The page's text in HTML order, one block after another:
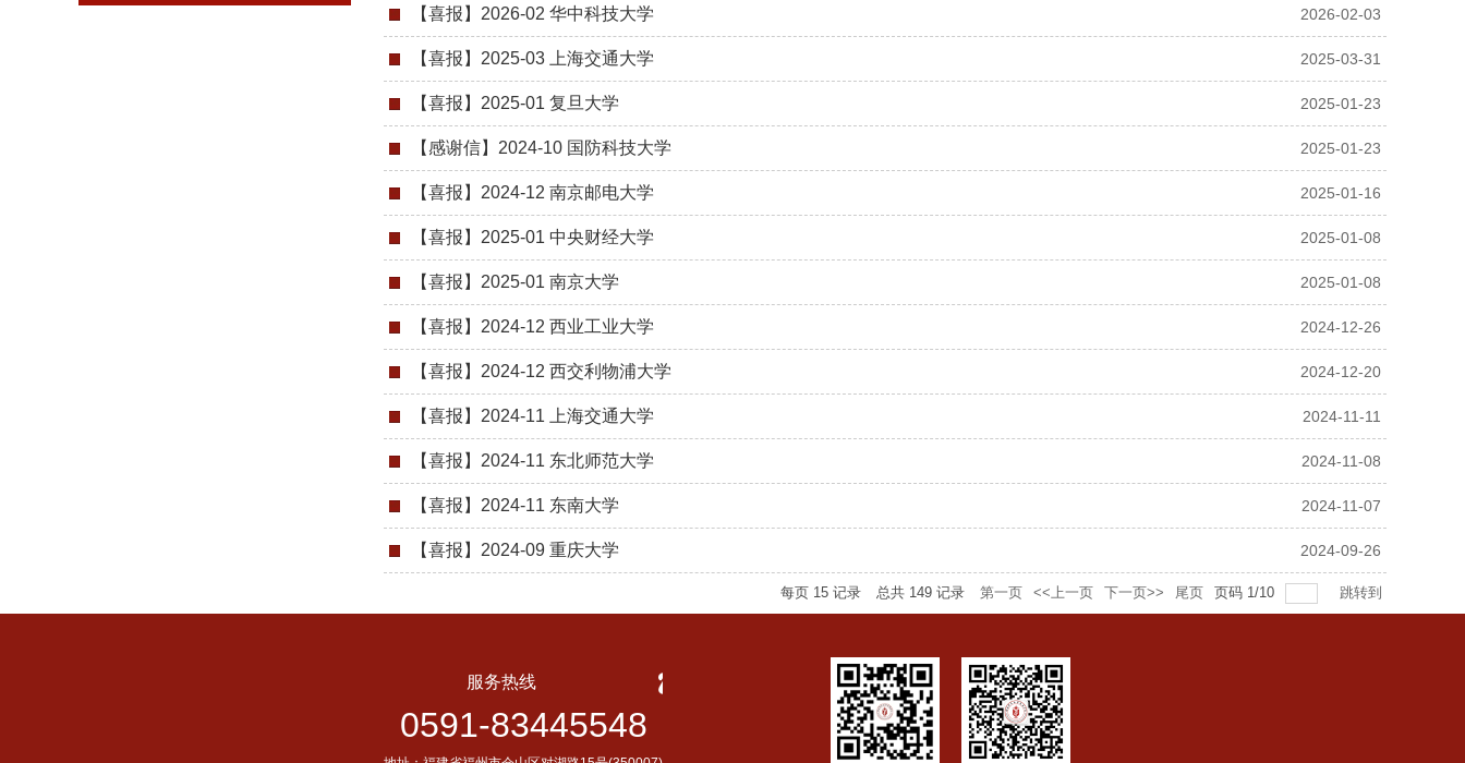
【喜报】2026-02 华中科技大学 2026-02-03
【喜报】2025-03 上海交通大学 2025-03-31
【喜报】2025-01 复旦大学 2025-01-23
【感谢信】2024-10 国防科技大学 2025-01-23
【喜报】2024-12 南京邮电大学 2025-01-16
【喜报】2025-01 中央财经大学 2025-01-08
【喜报】2025-01 南京大学 2025-01-08
【喜报】2024-12 西业工业大学 2024-12-26
【喜报】2024-12 西交利物浦大学 2024-12-20
【喜报】2024-11 上海交通大学 2024-11-11
【喜报】2024-11 东北师范大学 2024-11-08
【喜报】2024-11 东南大学 2024-11-07
【喜报】2024-09 重庆大学 2024-09-26
每页 15 记录 总共 149 记录 第一页 <<上一页 下一页>> 尾页 页码 1/10 跳转到
服务热线
0591-83445548